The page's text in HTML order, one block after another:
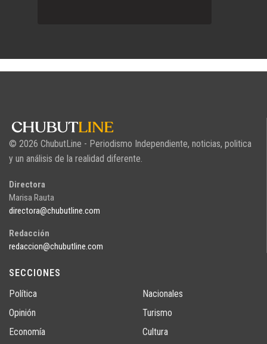
© 2026 ChubutLine - Periodismo Independiente, noticias, politica
y un análisis de la realidad diferente.
Directora
Marisa Rauta
directora@chubutline.com
Redacción
redaccion@chubutline.com
SECCIONES
Política
Opinión
Economía
Nacionales
Turismo
Cultura